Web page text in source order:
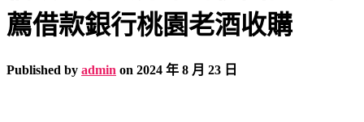
薦借款銀行桃園老酒收購
Published by admin on 2024 年 8 月 23 日